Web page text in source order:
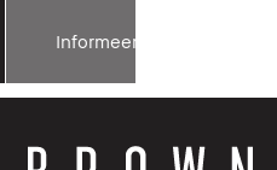
Informeer mij